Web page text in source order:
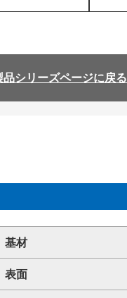
品シリーズページに戻る
基材
表面